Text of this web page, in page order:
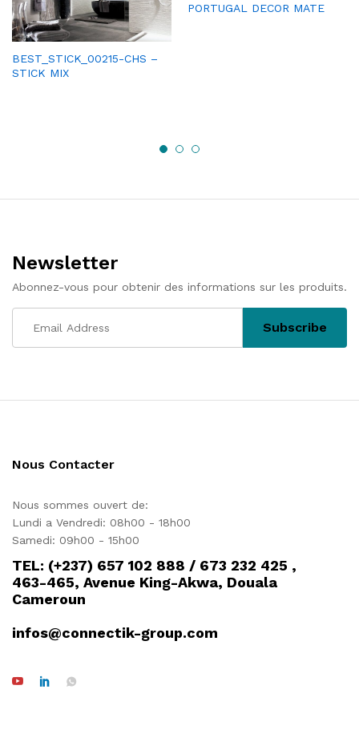
BEST_STICK_00215-CHS –
STICK MIX
PORTUGAL DECOR MATE
Newsletter
Abonnez-vous pour obtenir des informations sur les produits.
Nous Contacter
Nous sommes ouvert de:
Lundi a Vendredi: 08h00 - 18h00
Samedi: 09h00 - 15h00
TEL: (+237) 657 102 888 / 673 232 425 ,
463-465, Avenue King-Akwa, Douala
Cameroun
infos@connectik-group.com